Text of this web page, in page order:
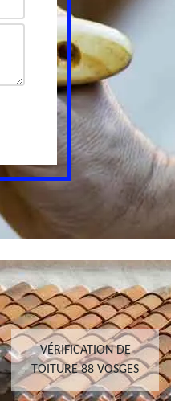
VÉRIFICATION DE
TOITURE 88 VOSGES